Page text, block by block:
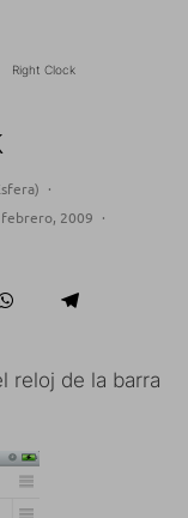
Right Clock
·
2009 ·
reloj de la barra